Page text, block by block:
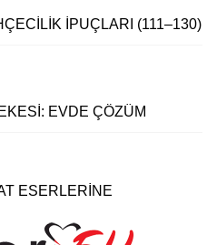
İPUÇLARI (111–130)
EVDE ÇÖZÜM
ESERLERINE